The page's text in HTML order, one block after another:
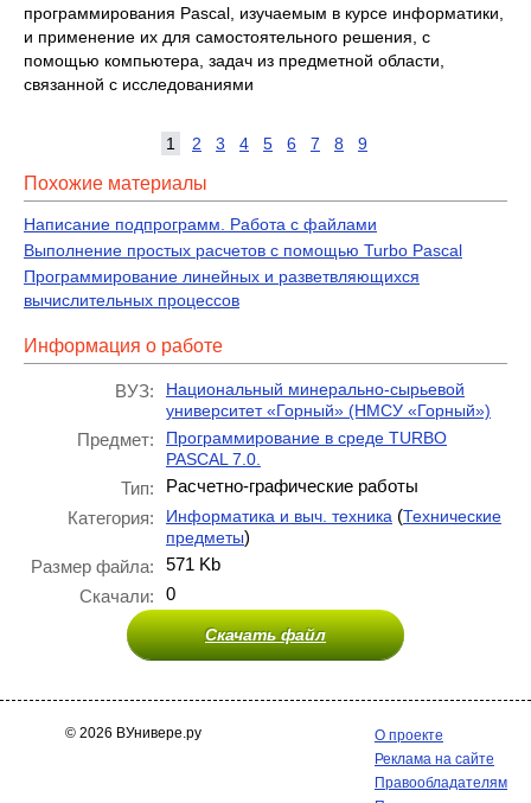
программирования Pascal, изучаемым в курсе информатики,
и применение их для самостоятельного решения, с
помощью компьютера, задач из предметной области,
связанной с исследованиями
1 2 3 4 5 6 7 8 9
Похожие материалы
Написание подпрограмм. Работа с файлами
Выполнение простых расчетов с помощью Turbo Pascal
Программирование линейных и разветвляющихся
вычислительных процессов
Информация о работе
ВУЗ:
Национальный минерально-сырьевой
университет «Горный» (НМСУ «Горный»)
Предмет:
Программирование в среде TURBO
PASCAL 7.0.
Тип:
Расчетно-графические работы
Категория:
Информатика и выч. техника (Технические
предметы)
Размер файла:
571 Kb
Скачали:
0
Скачать файл
© 2026 ВУнивере.ру
О проекте
Реклама на сайте
Правообладателям